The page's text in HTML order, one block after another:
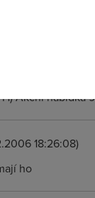
něco
(4x
Akční nabídka
18:26:08)
ho